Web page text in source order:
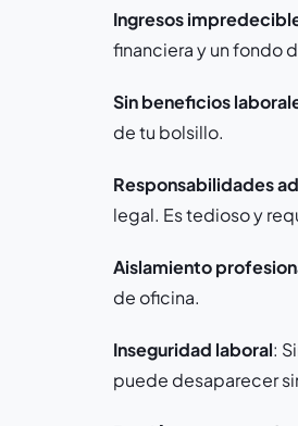
Ingresos
financiera y un fondo
Sin beneficios
de tu bolsillo.
Responsabilidades
legal. Es tedioso y
Aislamiento
de oficina.
Inseguridad laboral:
puede desaparecer